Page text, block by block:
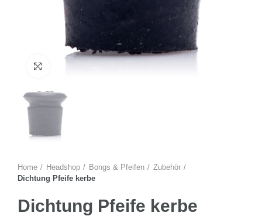
Home Headshop Bongs & Pfeifen
Zubehör
Dichtung Pfeife kerbe
Dichtung Pfeife kerbe